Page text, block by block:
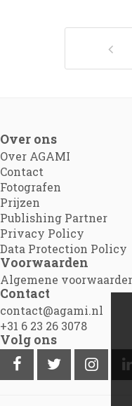
Over ons
Over AGAMI
Contact
Fotografen
Prijzen
Publishing Partner
Privacy Policy
Data Protection Policy
Voorwaarden
Algemene
Contact
contact@agami.nl
+31 6 23 26 3078
Volg ons